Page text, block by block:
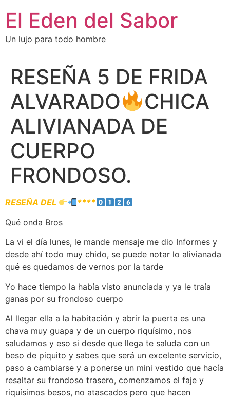
El Eden del Sabor
Un lujo para todo hombre
RESEÑA 5 DE FRIDA
ALVARADO
CHICA
ALIVIANADA DE
CUERPO
FRONDOSO.
RESEÑA DEL
****
Qué onda Bros
La vi el día lunes, le mande mensaje me dio Informes y
desde ahí todo muy chido, se puede notar lo alivianada
qué es quedamos de vernos por la tarde
Yo hace tiempo la había visto anunciada y ya le traía
ganas por su frondoso cuerpo
Al llegar ella a la habitación y abrir la puerta es una
chava muy guapa y de un cuerpo riquísimo, nos
saludamos y eso si desde que llega te saluda con un
beso de piquito y sabes que será un excelente servicio,
paso a cambiarse y a ponerse un mini vestido que hacía
resaltar su frondoso trasero, comenzamos el faje y
riquísimos besos, no atascados pero que hacen